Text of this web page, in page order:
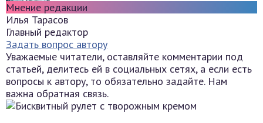
Мнение редакции
Илья Тарасов
Главный редактор
Задать вопрос автору
Уважаемые читатели, оставляйте комментарии под
статьей, делитесь ей в социальных сетях, а если есть
вопросы к автору, то обязательно задайте. Нам
важна обратная связь.